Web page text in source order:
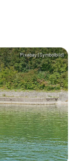
Pixabay (Symbolbild)